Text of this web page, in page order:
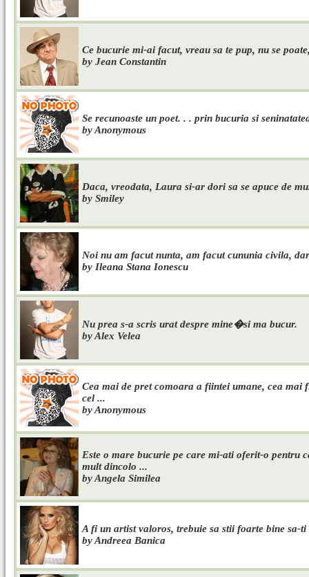
Ce bucurie mi-ai facut, vreau sa te pup, nu se
by Jean Constantin
Se recunoaste un poet. . . prin bucuria si
by Anonymous
Daca, vreodata, Laura si-ar dori sa se apuce de
by Smiley
Noi nu am facut nunta, am facut cununia civila,
by Ileana Stana Ionescu
Nu prea s-a scris urat despre mine�si ma bucur.
by Alex Velea
Cea mai de pret comoara a fiintei umane, cea mai
cel ...
by Anonymous
Este o mare bucurie pe care mi-ati oferit-o pentru
mult dincolo ...
by Angela Similea
A fi un artist valoros, trebuie sa stii foarte bine sa-ti
by Andreea Banica